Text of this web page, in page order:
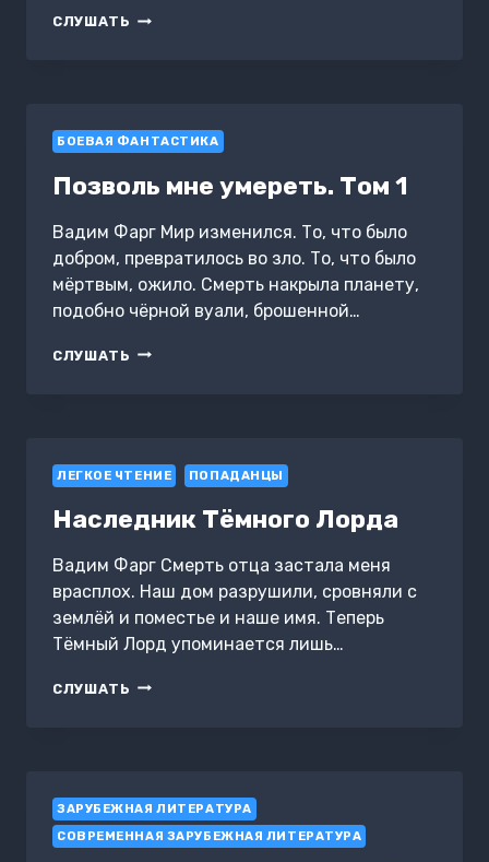
СЛУШАТЬ ПРИЗВАННЫЙ
БОЕВАЯ ФАНТАСТИКА
Позволь мне умереть. Том 1
Вадим Фарг Мир изменился. То, что было
добром, превратилось во зло. То, что было
мёртвым, ожило. Смерть накрыла планету,
подобно чёрной вуали, брошенной…
СЛУШАТЬ ПОЗВОЛЬ
ЛЕГКОЕ ЧТЕНИЕ ПОПАДАНЦЫ
Наследник Тёмного Лорда
Вадим Фарг Смерть отца застала меня
врасплох. Наш дом разрушили, сровняли с
землёй и поместье и наше имя. Теперь
Тёмный Лорд упоминается лишь…
СЛУШАТЬ НАСЛЕДНИК
ЗАРУБЕЖНАЯ ЛИТЕРАТУРА
СОВРЕМЕННАЯ ЗАРУБЕЖНАЯ ЛИТЕРАТУРА